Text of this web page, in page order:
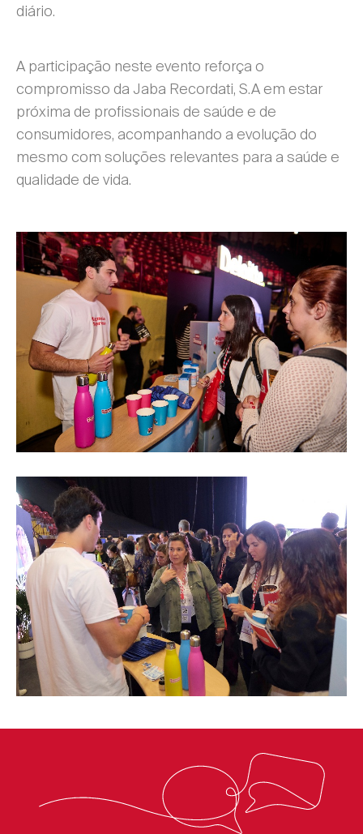
diário.
A participação neste evento reforça o
compromisso da Jaba Recordati, S.A em estar
próxima de profissionais de saúde e de
consumidores, acompanhando a evolução do
mesmo com soluções relevantes para a saúde e
qualidade de vida.